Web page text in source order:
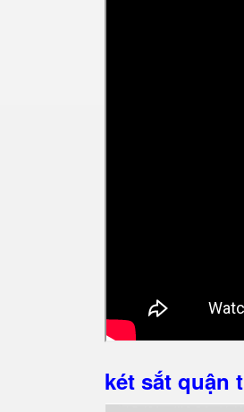
két sắt quận